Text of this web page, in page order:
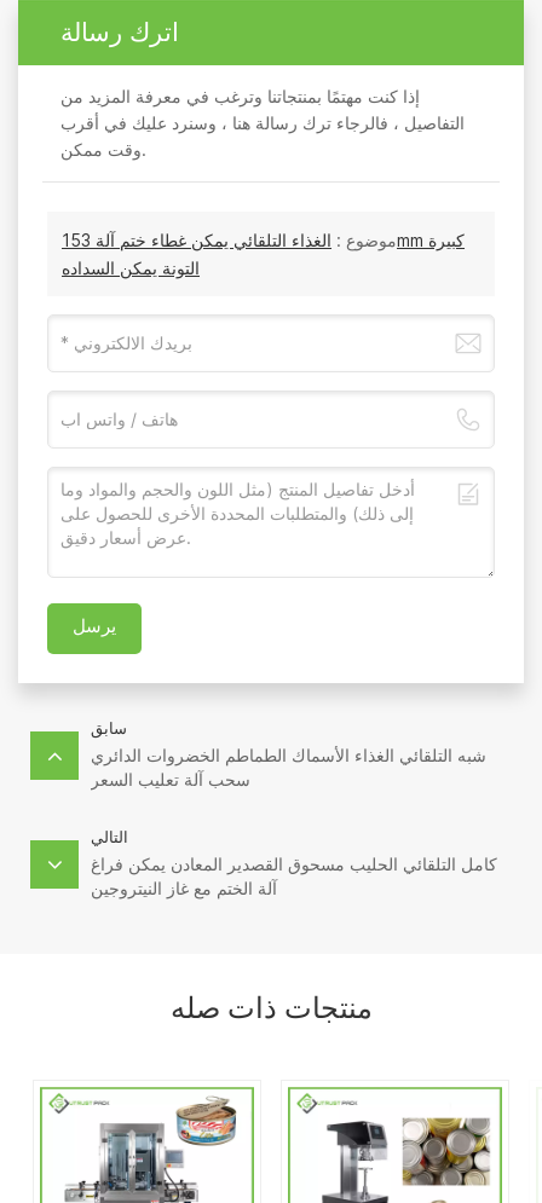
اترك رسالة
إذا كنت مهتمًا بمنتجاتنا وترغب في معرفة المزيد من
التفاصيل ، فالرجاء ترك رسالة هنا ، وسنرد عليك في أقرب
وقت ممكن.
موضوع :
الغذاء التلقائي يمكن غطاء ختم آلة 153mm كبيرة
التونة يمكن السداده
يرسل
سابق
شبه التلقائي الغذاء الأسماك الطماطم الخضروات الدائري
سحب آلة تعليب السعر
التالي
كامل التلقائي الحليب مسحوق القصدير المعادن يمكن فراغ
آلة الختم مع غاز النيتروجين
منتجات ذات صله